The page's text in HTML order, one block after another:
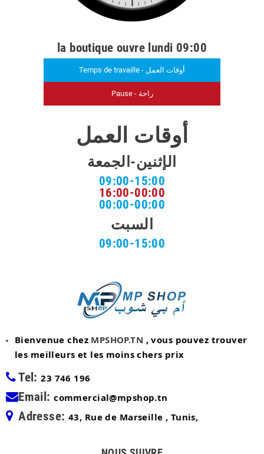
la boutique ouvre lundi 09:00
Temps de travaille - أوقات العمل
Pause - راحة
أوقات العمل
الإثنين-الجمعة
09:00-15:00
16:00-00:00
00:00-00:00
السبت
09:00-15:00
Bienvenue chez MPSHOP.TN , vous pouvez trouver
les meilleurs et les moins chers prix
Tel:23 746 196
Email:commercial@mpshop.tn
Adresse:43, Rue de Marseille , Tunis,